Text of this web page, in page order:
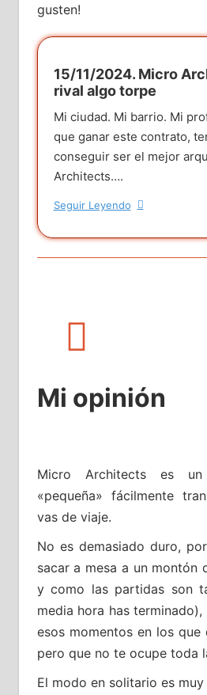
gusten!
15/11/2024. Micro
rival algo torpe
Mi ciudad. Mi barrio. Mi
que ganar este contrato,
conseguir ser el mejor
Architects….
Seguir Leyendo
Mi opinión
Micro Architects es
«pequeña» fácilmente
vas de viaje.
No es demasiado duro,
sacar a mesa a un montón
y como las partidas son
media hora has
esos momentos en los que
pero que no te ocupe toda
El modo en solitario es